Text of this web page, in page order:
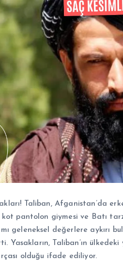
Taliban, Afganistan’da
pantolon giymesi ve Batı
geleneksel değerlere aykırı
Yasakların, Taliban’ın
olduğu ifade ediliyor.